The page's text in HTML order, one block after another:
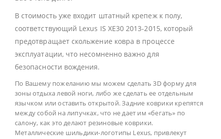
В стоимость уже входит штатный крепеж к полу,
соответствующий Lexus IS XE30 2013-2015, который
предотвращает скольжение ковра в процессе
эксплуатации, что несомненно важно для
безопасности вождения.
По Вашему пожеланию мы можем сделать 3D форму для
зоны отдыха левой ноги, либо же сделать ее отдельным
язычком или оставить открытой. Задние коврики крепятся
между собой на липучках, что не дает им «бегать» по
салону, как это делают резиновые коврики.
Металлические шильдики-логотипы Lexus, привлекут